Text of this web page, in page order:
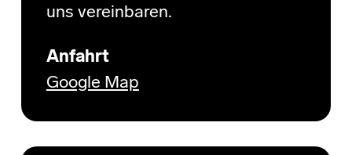
uns vereinbaren.
Anfahrt
Google Map